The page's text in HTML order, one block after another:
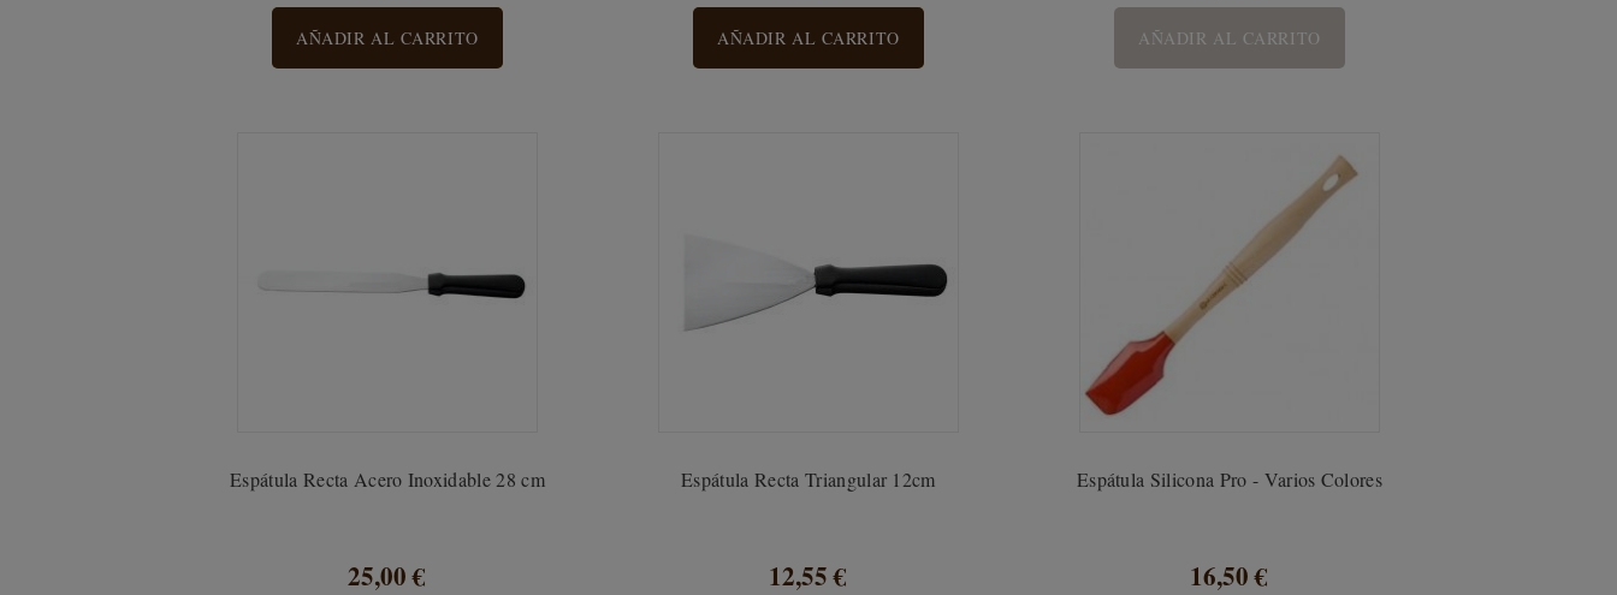
AÑADIR AL CARRITO AÑADIR AL CARRITO AÑADIR AL CARRITO
Espátula Recta Acero Inoxidable 28 cm
25,00 €
Espátula Recta Triangular 12cm
12,55 €
Espátula Silicona Pro - Varios Colores
16,50 €